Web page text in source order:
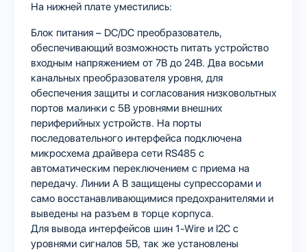
На нижней плате уместились:
Блок питания – DC/DC преобразователь,
обеспечивающий возможность питать устройство
входным напряжением от 7В до 24В. Два восьми
канальных преобразователя уровня, для
обеспечения защиты и согласования низковольтных
портов малинки с 5В уровнями внешних
периферийных устройств. На порты
последовательного интерфейса подключена
микросхема драйвера сети RS485 с
автоматическим переключением с приема на
передачу. Линии А В защищены супрессорами и
само восстанавливающимися предохранителями и
выведены на разъем в торце корпуса.
Для вывода интерфейсов шин 1-Wire и I2C с
уровнями сигналов 5В, так же установлены